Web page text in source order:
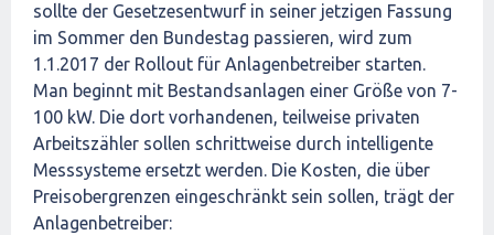
sollte der Gesetzesentwurf in seiner jetzigen Fassung
im Sommer den Bundestag passieren, wird zum
1.1.2017 der Rollout für Anlagenbetreiber starten.
Man beginnt mit Bestandsanlagen einer Größe von 7-
100 kW. Die dort vorhandenen, teilweise privaten
Arbeitszähler sollen schrittweise durch intelligente
Messsysteme ersetzt werden. Die Kosten, die über
Preisobergrenzen eingeschränkt sein sollen, trägt der
Anlagenbetreiber: